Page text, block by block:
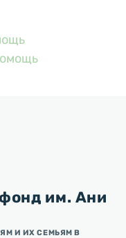
им. Ани
И ИХ СЕМЬЯМ В